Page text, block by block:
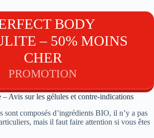
BODY
– 50% MOINS
CHER
PROMOTION
Avis sur les gélules et contre-indications
sont composés d’ingrédients BIO, il n’y a pas
mais il faut faire attention si vous êtes